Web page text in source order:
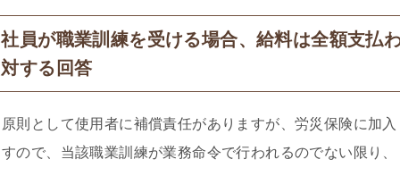
員が職業訓練を受ける場合、給料は全額支払
する回答
則として使用者に補償責任がありますが、労災保険に加入
ので、当該職業訓練が業務命令で行われるのでない限り、